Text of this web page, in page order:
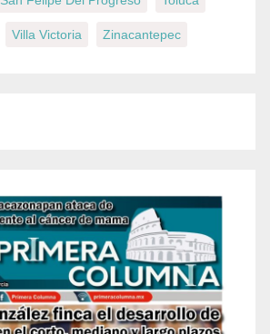
Villa Victoria Zinacantepec